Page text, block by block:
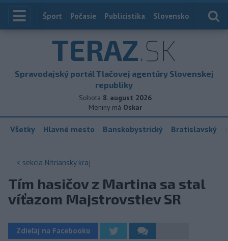
Index
Šport Počasie Publicistika Slovensko
TERAZ.SK
Spravodajský portál Tlačovej agentúry Slovenskej
republiky
Sobota 8. august 2026
Meniny má Oskar
Všetky Hlavné mesto Banskobystrický Bratislavský
< sekcia Nitriansky kraj
Tím hasičov z Martina sa stal
víťazom Majstrovstiev SR
Zdieľaj na Facebooku